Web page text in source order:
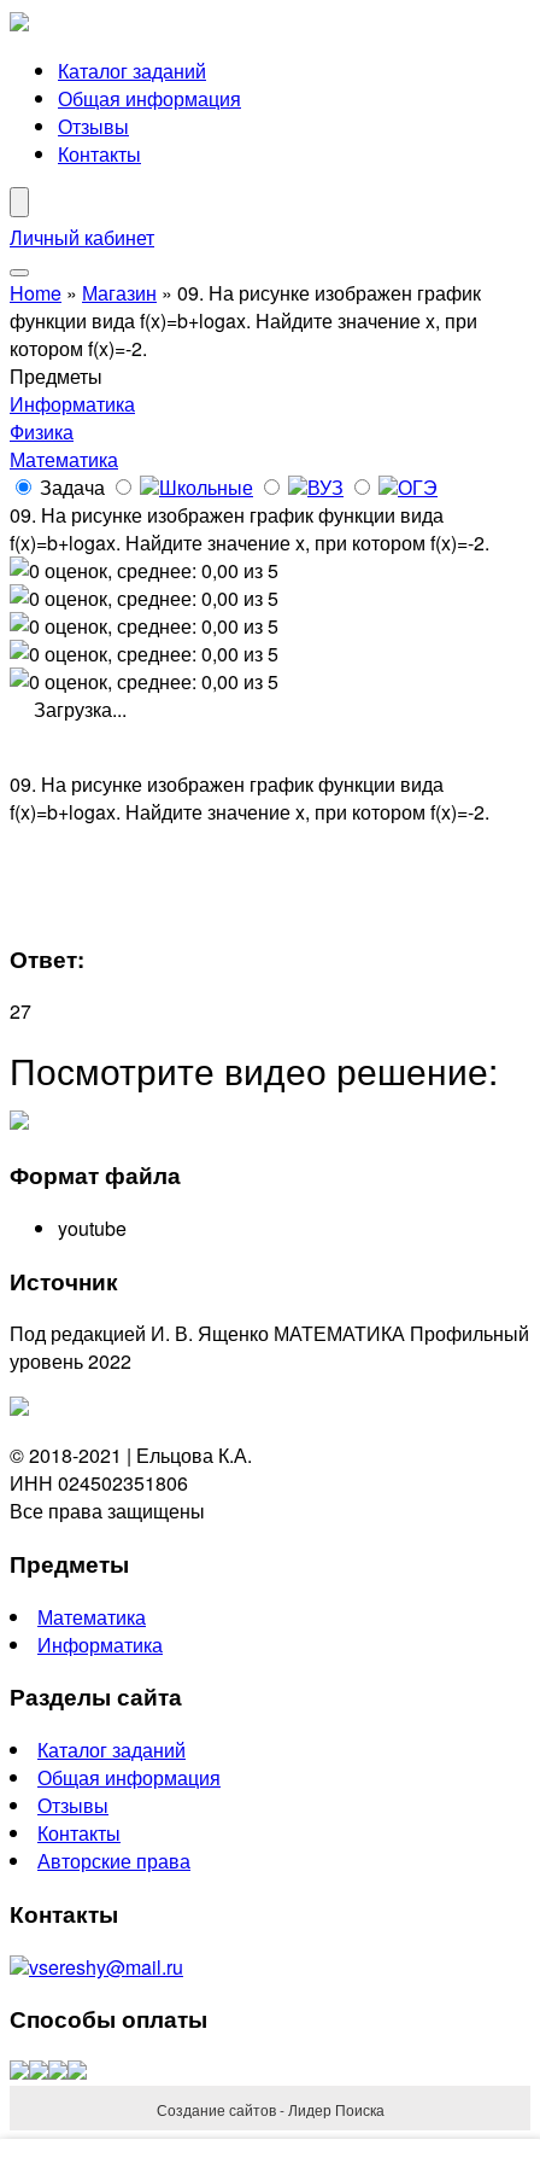
Каталог заданий
Общая информация
Отзывы
Контакты
Личный кабинет
Home » Магазин » 09. На рисунке изображен график
функции вида ​f(x)=b+logax​. Найдите значение x, при
котором ​f(x)=-2.
Предметы
Информатика
Физика
Математика
Задача
Школьные ВУЗ
ОГЭ
09. На рисунке изображен график функции вида ​
f(x)=b+logax​. Найдите значение x, при котором ​f(x)=-2.
Загрузка...
09. На рисунке изображен график функции вида ​
f(x)=b+logax​. Найдите значение x, при котором ​f(x)=-2.
Ответ:
27
Посмотрите видео решение:
Формат файла
youtube
Источник
Под редакцией И. В. Ященко МАТЕМАТИКА Профильный
уровень 2022
© 2018-2021 | Ельцова К.А.
ИНН 024502351806
Все права защищены
Предметы
Математика
Информатика
Разделы сайта
Каталог заданий
Общая информация
Отзывы
Контакты
Авторские права
Контакты
vsereshy@mail.ru
Способы оплаты
Создание сайтов - Лидер Поиска